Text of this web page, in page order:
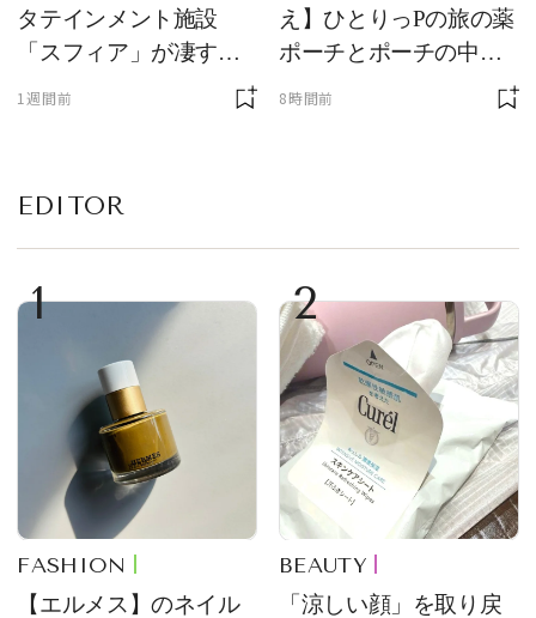
タテインメント施設
「スフィア」が凄すぎ
た！ ひとりっPが大後
1週間前
え】ひとりっPの旅の薬
ポーチとポーチの中身
を初公開！ 本当に使え
8時間前
EDITOR
1
FASHION
【エルメス】のネイル
2
BEAUTY
「涼しい顔」を取り戻